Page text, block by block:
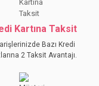
Kartına Taksit
Bazı Kredi
2 Taksit Avantajı.